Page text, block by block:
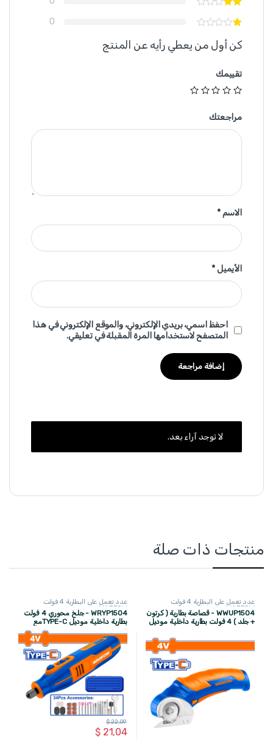
0
كن أول من يعطي رأيه عن المنتج
تقييمك
مراجعتك
الاسم*
الأيميل*
احفظ اسمي، بريدي الإلكتروني، والموقع الإلكتروني في هذا
المتصفح لاستخدامها المرة المقبلة في تعليقي.
لا توجد آراء بعد.
منتجات ذات صلة
عدد تعمل على البطارية 4 فولت
WADFOW
WWUP1504 - قصاصة بطارية ( كرتون
+ جلد ) 4 فولت بطارية داخلية موديل
عدد تعمل على البطارية 4 فولت
WADFOW
WRYP1504 - جلخ محوري 4 فولت
بطارية داخلية موديل TYPE-Cمع
$21,04
$22,09